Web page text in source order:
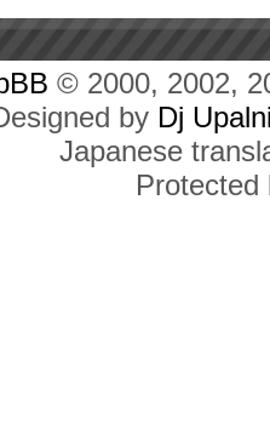
© 2000, 2002,
by Dj
Japanese